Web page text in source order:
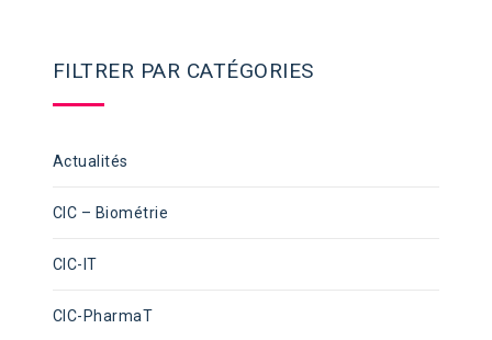
FILTRER PAR CATÉGORIES
Actualités
CIC – Biométrie
CIC-IT
CIC-PharmaT